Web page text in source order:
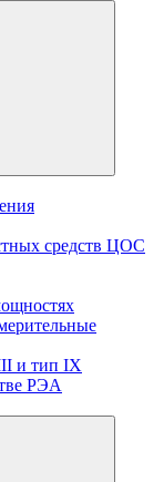
средств ЦОС
и тип IX
РЭА